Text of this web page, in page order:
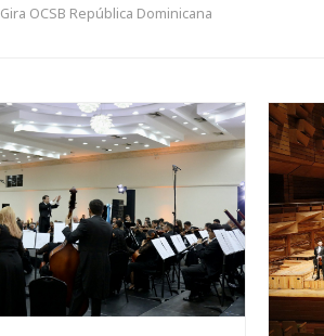
Gira OCSB República Dominicana